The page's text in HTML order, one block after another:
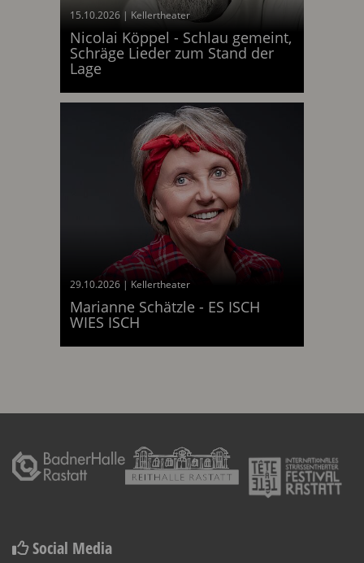
15.10.2026 | Kellertheater
Nicolai Köppel - Schlau gemeint,
Schräge Lieder zum Stand der
Lage am 15.10.2026
29.10.2026 | Kellertheater
Marianne Schätzle - ES ISCH
WIES ISCH
Social Media